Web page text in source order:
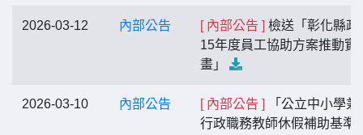
2026-03-12 內部公告 [ 內部公告 ] 檢送「彰化縣政
15年度員工協助方案推動實
畫」
2026-03-10 內部公告 [ 內部公告 ]
「公立中小學兼
行政職務教師休假補助基準